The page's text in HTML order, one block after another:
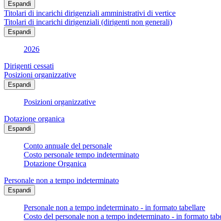
Espandi
Titolari di incarichi dirigenziali amministrativi di vertice
Titolari di incarichi dirigenziali (dirigenti non generali)
Espandi
2026
Dirigenti cessati
Posizioni organizzative
Espandi
Posizioni organizzative
Dotazione organica
Espandi
Conto annuale del personale
Costo personale tempo indeterminato
Dotazione Organica
Personale non a tempo indeterminato
Espandi
Personale non a tempo indeterminato - in formato tabellare
Costo del personale non a tempo indeterminato - in formato